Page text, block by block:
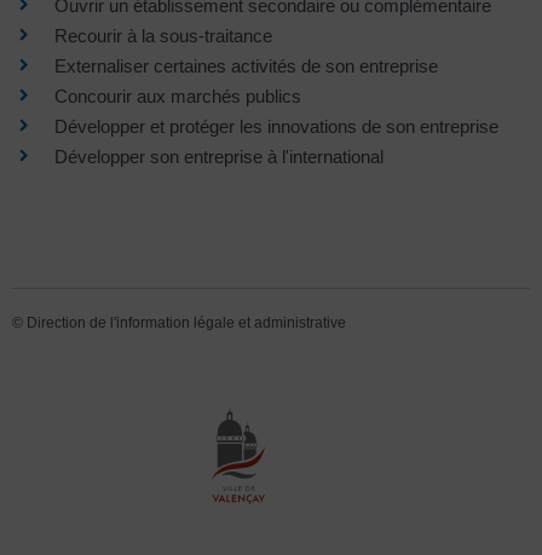
Ouvrir un établissement secondaire ou complémentaire
Recourir à la sous-traitance
Externaliser certaines activités de son entreprise
Concourir aux marchés publics
Développer et protéger les innovations de son entreprise
Développer son entreprise à l'international
© Direction de l'information légale et administrative